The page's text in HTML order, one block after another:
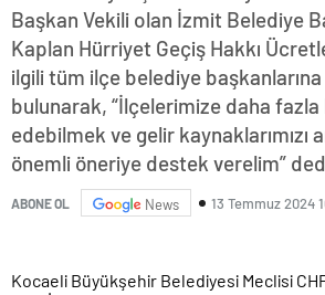
Başkan Vekili olan İzmit Belediye
Kaplan Hürriyet Geçiş Hakkı
ilgili tüm ilçe belediye başkanlarına
bulunarak, “İlçelerimize daha
edebilmek ve gelir kaynaklarımızı
önemli öneriye destek verelim”
ABONE OL News 13 Temmuz 2024
Kocaeli Büyükşehir Belediyesi Meclisi